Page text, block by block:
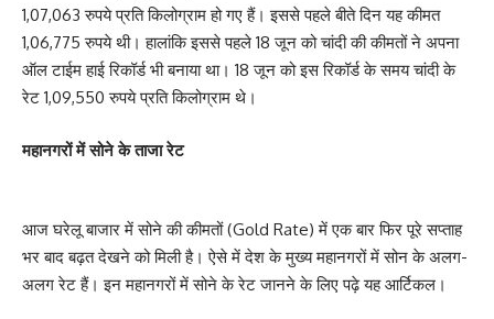
1,07,063 रुपये प्रति किलोग्राम हो गए हैं। इससे पहले बीते दिन यह कीमत
1,06,775 रुपये थी। हालांकि इससे पहले 18 जून को चांदी की कीमतों ने अपना
ऑल टाईम हाई रिकॉर्ड भी बनाया था। 18 जून को इस रिकॉर्ड के समय चांदी के
रेट 1,09,550 रुपये प्रति किलोग्राम थे।
महानगरों में सोने के ताजा रेट
आज घरेलू बाजार में सोने की कीमतों (Gold Rate) में एक बार फिर पूरे सप्ताह
भर बाद बढ़त देखने को मिली है। ऐसे में देश के मुख्य महानगरों में सोन के अलग-
अलग रेट हैं। इन महानगरों में सोने के रेट जानने के लिए पढ़े यह आर्टिकल।